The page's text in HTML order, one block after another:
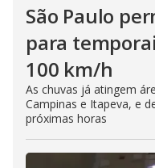
São Paulo
para
100 km/h
As chuvas já atingem
Campinas e Itapeva, e
próximas horas